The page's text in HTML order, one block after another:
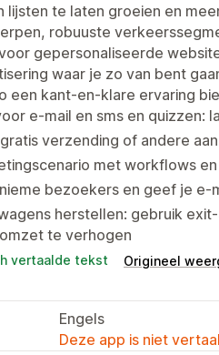
lijsten te laten groeien en
robuuste
gepersonaliseerde
waar je zo van bent
een kant-en-klare ervaring
e-mail en sms en
verzending of andere
met workflows
bezoekers en geef je
herstellen: gebruik
te verhogen
vertaalde tekst Origineel
Engels
Deze app is niet